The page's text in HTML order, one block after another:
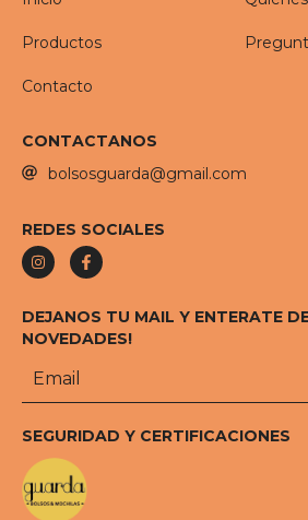
Productos
Contacto
CONTACTANOS
bolsosguarda@gmail.com
REDES SOCIALES
DEJANOS TU MAIL Y ENTERATE
NOVEDADES!
SEGURIDAD Y CERTIFICACIONES